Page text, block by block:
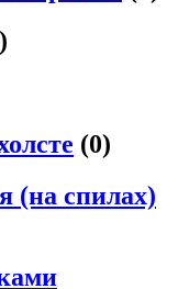
(0)
(на спилах)